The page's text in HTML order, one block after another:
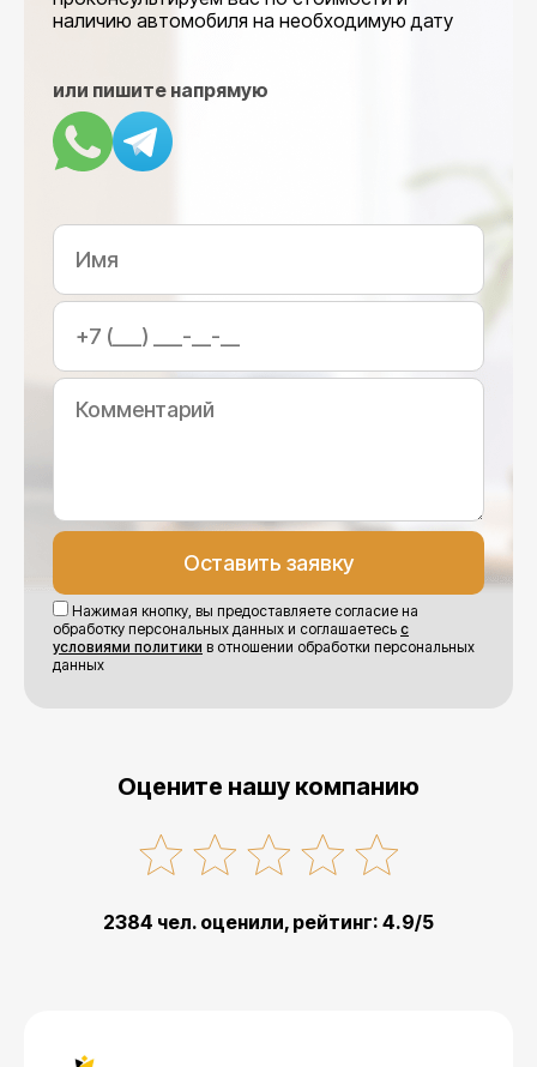
наличию автомобиля на необходимую дату
или пишите напрямую
Нажимая кнопку, вы предоставляете согласие на
обработку персональных данных и соглашаетесь с
условиями политики в отношении обработки персональных
данных
Оцените нашу компанию
2384 чел. оценили, рейтинг: 4.9/5